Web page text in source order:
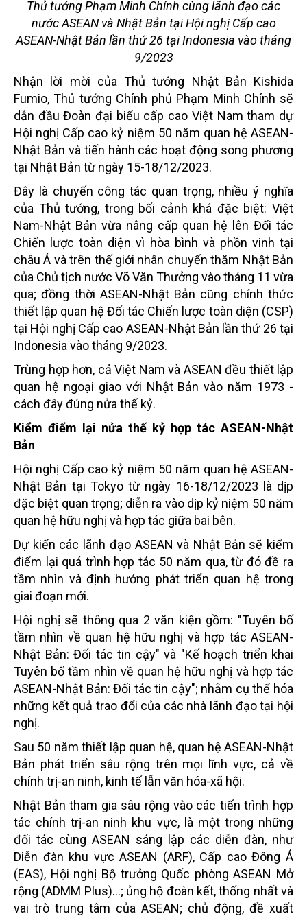
Thủ tướng Phạm Minh Chính cùng lãnh đạo các
nước ASEAN và Nhật Bản tại Hội nghị Cấp cao
ASEAN-Nhật Bản lần thứ 26 tại Indonesia vào tháng
9/2023
Nhận lời mời của Thủ tướng Nhật Bản Kishida
Fumio, Thủ tướng Chính phủ Phạm Minh Chính sẽ
dẫn đầu Đoàn đại biểu cấp cao Việt Nam tham dự
Hội nghị Cấp cao kỷ niệm 50 năm quan hệ ASEAN-
Nhật Bản và tiến hành các hoạt động song phương
tại Nhật Bản từ ngày 15-18/12/2023.
Đây là chuyến công tác quan trọng, nhiều ý nghĩa
của Thủ tướng, trong bối cảnh khá đặc biệt: Việt
Nam-Nhật Bản vừa nâng cấp quan hệ lên Đối tác
Chiến lược toàn diện vì hòa bình và phồn vinh tại
châu Á và trên thế giới nhân chuyến thăm Nhật Bản
của Chủ tịch nước Võ Văn Thưởng vào tháng 11 vừa
qua; đồng thời ASEAN-Nhật Bản cũng chính thức
thiết lập quan hệ Đối tác Chiến lược toàn diện (CSP)
tại Hội nghị Cấp cao ASEAN-Nhật Bản lần thứ 26 tại
Indonesia vào tháng 9/2023.
Trùng hợp hơn, cả Việt Nam và ASEAN đều thiết lập
quan hệ ngoại giao với Nhật Bản vào năm 1973 -
cách đây đúng nửa thế kỷ.
Kiểm điểm lại nửa thế kỷ hợp tác ASEAN-Nhật
Bản
Hội nghị Cấp cao kỷ niệm 50 năm quan hệ ASEAN-
Nhật Bản tại Tokyo từ ngày 16-18/12/2023 là dịp
đặc biệt quan trọng; diễn ra vào dịp kỷ niệm 50 năm
quan hệ hữu nghị và hợp tác giữa bai bên.
Dự kiến các lãnh đạo ASEAN và Nhật Bản sẽ kiểm
điểm lại quá trình hợp tác 50 năm qua, từ đó đề ra
tầm nhìn và định hướng phát triển quan hệ trong
giai đoạn mới.
Hội nghị sẽ thông qua 2 văn kiện gồm: "Tuyên bố
tầm nhìn về quan hệ hữu nghị và hợp tác ASEAN-
Nhật Bản: Đối tác tin cậy" và "Kế hoạch triển khai
Tuyên bố tầm nhìn về quan hệ hữu nghị và hợp tác
ASEAN-Nhật Bản: Đối tác tin cậy"; nhằm cụ thể hóa
những kết quả trao đổi của các nhà lãnh đạo tại hội
nghị.
Sau 50 năm thiết lập quan hệ, quan hệ ASEAN-Nhật
Bản phát triển sâu rộng trên mọi lĩnh vực, cả về
chính trị-an ninh, kinh tế lẫn văn hóa-xã hội.
Nhật Bản tham gia sâu rộng vào các tiến trình hợp
tác chính trị-an ninh khu vực, là một trong những
đối tác cùng ASEAN sáng lập các diễn đàn, như
Diễn đàn khu vực ASEAN (ARF), Cấp cao Đông Á
(EAS), Hội nghị Bộ trưởng Quốc phòng ASEAN Mở
rộng (ADMM Plus)…; ủng hộ đoàn kết, thống nhất và
vai trò trung tâm của ASEAN; chủ động, đề xuất